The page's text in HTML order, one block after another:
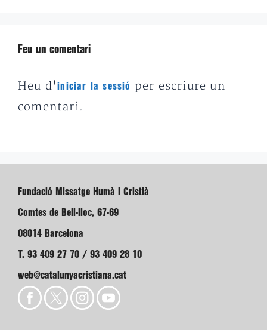
Feu un comentari
Heu d'iniciar la sessió
per escriure un
comentari.
Fundació Missatge Humà i Cristià
Comtes de Bell-lloc, 67-69
08014 Barcelona
T. 93 409 27 70 / 93 409 28 10
web@catalunyacristiana.cat